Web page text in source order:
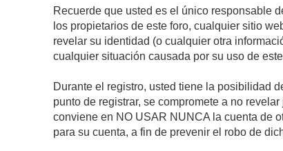
Recuerde que usted es el único responsable
los propietarios de este foro, cualquier sitio
revelar su identidad (o cualquier otra
cualquier situación causada por su uso de
Durante el registro, usted tiene la posibilidad
punto de registrar, se compromete a no
conviene en NO USAR NUNCA la cuenta de
para su cuenta, a fin de prevenir el robo de